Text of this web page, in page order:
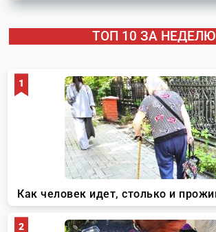
ТОП 10 ЗА НЕДЕЛЮ